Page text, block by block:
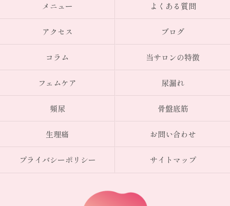
メニュー よくある質問
アクセス ブログ
コラム 当サロンの特徴
フェムケア 尿漏れ
頻尿 骨盤底筋
生理痛 お問い合わせ
プライバシーポリシー サイトマップ